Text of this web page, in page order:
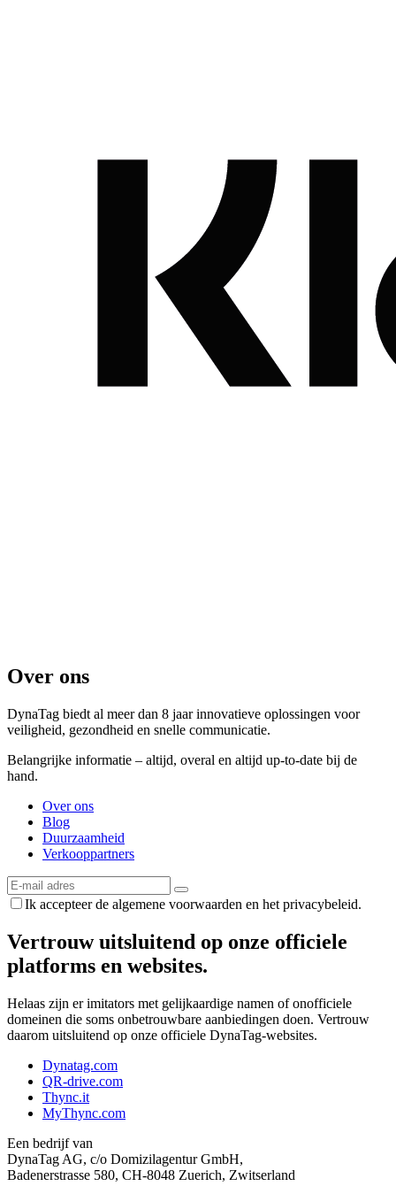
Over ons
DynaTag biedt al meer dan 8 jaar innovatieve oplossingen voor
veiligheid, gezondheid en snelle communicatie.
Belangrijke informatie – altijd, overal en altijd up-to-date bij de
hand.
Over ons
Blog
Duurzaamheid
Verkooppartners
Ik accepteer de algemene voorwaarden en het privacybeleid.
Vertrouw uitsluitend op onze officiele
platforms en websites.
Helaas zijn er imitators met gelijkaardige namen of onofficiele
domeinen die soms onbetrouwbare aanbiedingen doen. Vertrouw
daarom uitsluitend op onze officiele DynaTag-websites.
Dynatag.com
QR-drive.com
Thync.it
MyThync.com
Een bedrijf van
DynaTag AG, c/o Domizilagentur GmbH,
Badenerstrasse 580, CH-8048 Zuerich, Zwitserland